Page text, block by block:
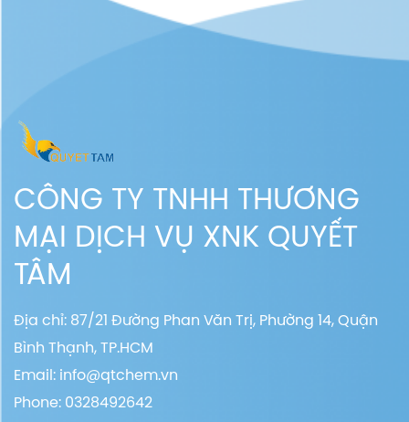
CÔNG TY TNHH THƯƠNG
MẠI DỊCH VỤ XNK QUYẾT
TÂM
Địa chỉ: 87/21 Đường Phan Văn Trị, Phường 14, Quận
Bình Thạnh, TP.HCM
Email: info@qtchem.vn
Phone: 0328492642